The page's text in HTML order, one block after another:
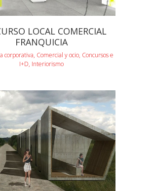
LOCAL COMERCIAL
FRANQUICIA
corporativa, Comercial y ocio, Concursos e
I+D, Interiorismo